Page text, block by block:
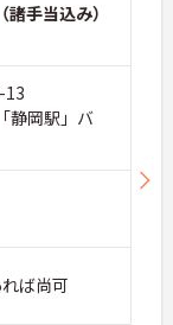
の
的
ま
で
キ
諸手当込み）
13
静岡駅」バ
ば尚可